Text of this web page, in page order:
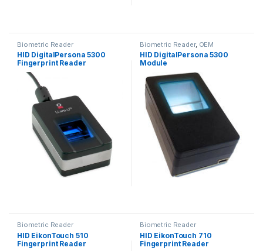
Biometric Reader
HID DigitalPersona 5300
Fingerprint Reader
Biometric Reader, OEM
HID DigitalPersona 5300
Module
Biometric Reader
HID EikonTouch 510
Fingerprint Reader
Biometric Reader
HID EikonTouch 710
Fingerprint Reader